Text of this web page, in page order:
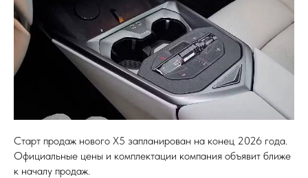
Старт продаж нового X5 запланирован на конец 2026 года.
Официальные цены и комплектации компания объявит ближе
к началу продаж.